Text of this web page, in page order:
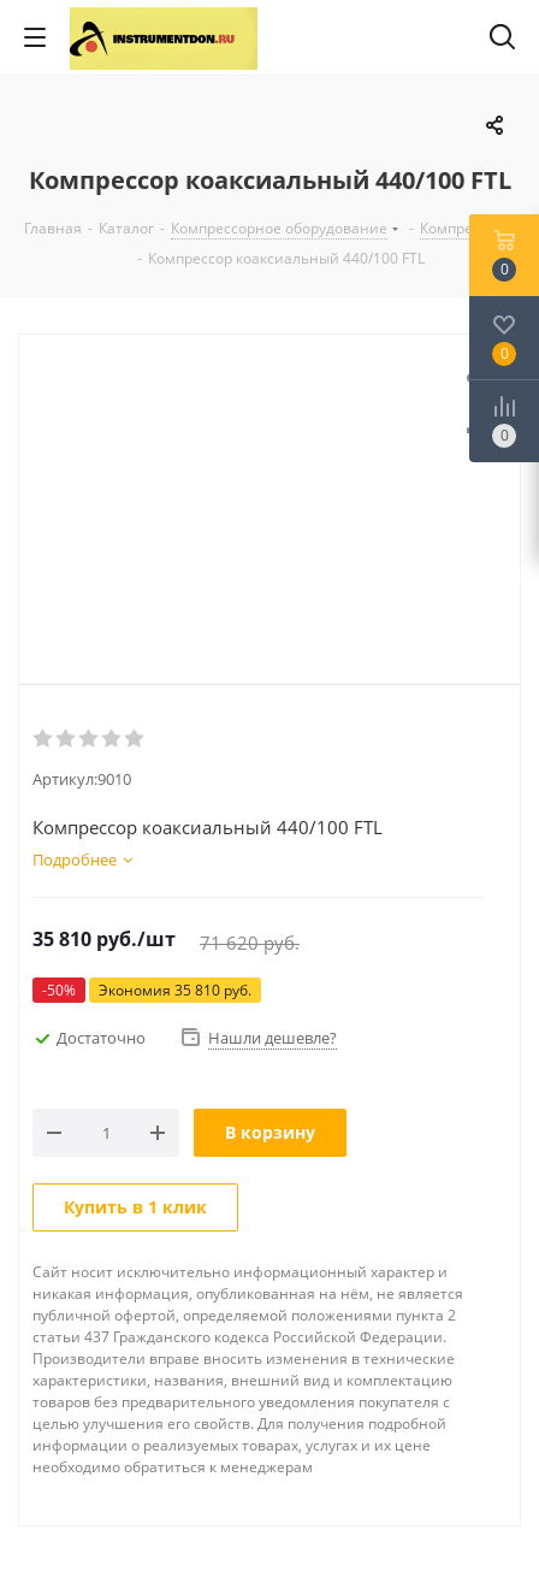
Компрессор коаксиальный 440/100 FTL
Главная - Каталог - Компрессорное оборудование - Компрессоры
- Компрессор коаксиальный 440/100 FTL
Артикул:9010
Компрессор коаксиальный 440/100 FTL
Подробнее
35 810 руб./шт 71 620руб.
-50% Экономия 35 810 руб.
Достаточно Нашли дешевле?
В корзину
Купить в 1 клик
Сайт носит исключительно информационный характер и
никакая информация, опубликованная на нём, не является
публичной офертой, определяемой положениями пункта 2
статьи 437 Гражданского кодекса Российской Федерации.
Производители вправе вносить изменения в технические
характеристики, названия, внешний вид и комплектацию
товаров без предварительного уведомления покупателя с
целью улучшения его свойств. Для получения подробной
информации о реализуемых товарах, услугах и их цене
необходимо обратиться к менеджерам
0
0
0